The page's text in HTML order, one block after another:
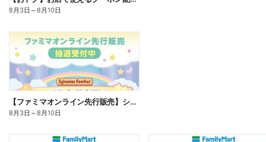
8月3日 ～8月10日
【ファミマオンライン先行販売】シルバニアファミリー
8月3日 ～8月10日